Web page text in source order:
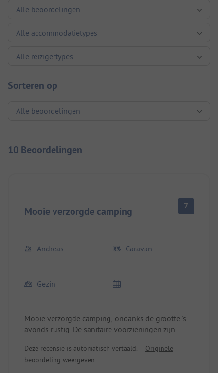
Sorteren op
10 Beoordelingen
Mooie verzorgde camping 7
Andreas Caravan
Gezin
Mooie verzorgde camping, ondanks de grootte 's
avonds rustig. De sanitaire voorzieningen zijn
goed gesorteerd. Het water/het strand is in een
paar minuten lopen te bereiken. In de omgeving
Deze recensie is automatisch vertaald.
Originele
beoordeling weergeven